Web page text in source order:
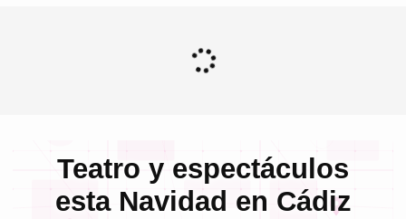
Teatro y espectáculos
esta Navidad en Cádiz